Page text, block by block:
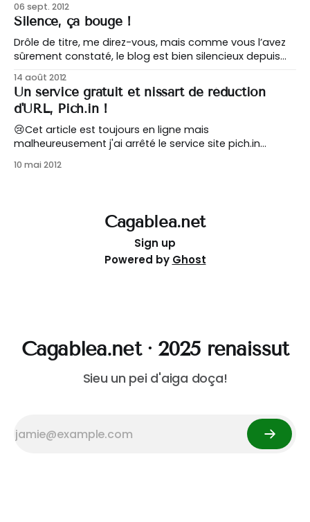
06 sept. 2012
Silence, ça bouge !
Drôle de titre, me direz-vous, mais comme vous l’avez
sûrement constaté, le blog est bien silencieux depuis
plusieurs semaines. Et pourtant ça a beaucoup bougé
en coulisses ! Le gros changement qui s’est opéré est
au niveau de l’hébergement : le site est passé d’un
hébergement mutualisé
14 août 2012
Un service gratuit et nissart de réduction
d'URL, Pich.in !
😢Cet article est toujours en ligne mais
malheureusement j'ai arrêté le service site pich.in
J’ai le plaisir de vous faire part aujourd’hui de la
10 mai 2012
Cagablea.net
Sign up
Powered by Ghost
Cagablea.net · 2025 renaissut
Sieu un pei d'aiga doça!